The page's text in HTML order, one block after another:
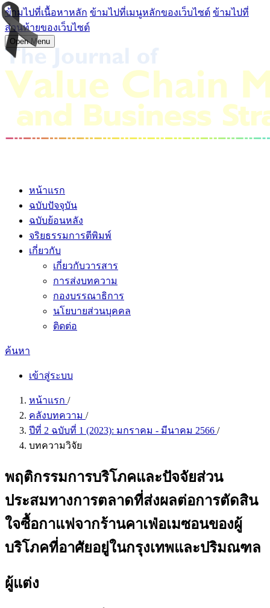
ข้ามไปที่เนื้อหาหลัก ข้ามไปที่เมนูหลักของเว็บไซต์ ข้ามไปที่
ส่วนท้ายของเว็บไซต์
Open Menu
หน้าแรก
ฉบับปัจจุบัน
ฉบับย้อนหลัง
จริยธรรมการตีพิมพ์
เกี่ยวกับ
เกี่ยวกับวารสาร
การส่งบทความ
กองบรรณาธิการ
นโยบายส่วนบุคคล
ติดต่อ
ค้นหา
เข้าสู่ระบบ
หน้าแรก /
คลังบทความ /
ปีที่ 2 ฉบับที่ 1 (2023): มกราคม - มีนาคม 2566 /
บทความวิจัย
พฤติกรรมการบริโภคและปัจจัยส่วน
ประสมทางการตลาดที่ส่งผลต่อการตัดสิน
ใจซื้อกาแฟจากร้านคาเฟ่อเมซอนของผู้
บริโภคที่อาศัยอยู่ในกรุงเทพและปริมณฑล
ผู้แต่ง